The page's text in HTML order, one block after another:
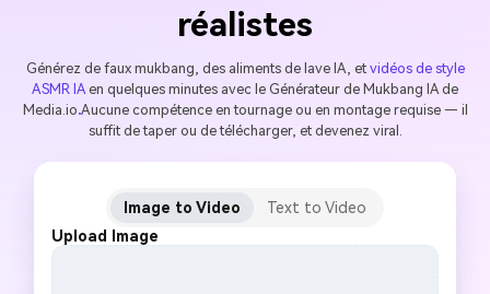
réalistes
Générez de faux mukbang, des aliments de lave IA, et vidéos de style
ASMR IA en quelques minutes avec le Générateur de Mukbang IA de
Media.io.Aucune compétence en tournage ou en montage requise — il
suffit de taper ou de télécharger, et devenez viral.
Image to Video
Text to Video
Upload Image